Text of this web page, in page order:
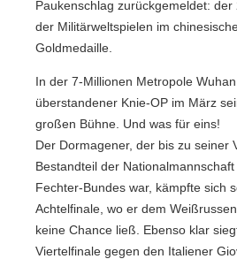
Paukenschlag zurückgemeldet:
der Militärweltspielen im
Goldmedaille.
In der 7-Millionen Metropole
überstandener Knie-OP im März
großen Bühne. Und was für eins!
Der Dormagener, der bis zu seiner
Bestandteil der
Fechter-Bundes war, kämpfte sich
Achtelfinale, wo er dem
keine Chance ließ. Ebenso klar
Viertelfinale gegen den Italiener